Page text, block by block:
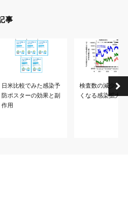
bmjopen-2022-067591
researchers/murakami.html
事
日米比較でみた感染予
防ポスターの効果と副
作用
検査数の減少で見
くなる感染拡大